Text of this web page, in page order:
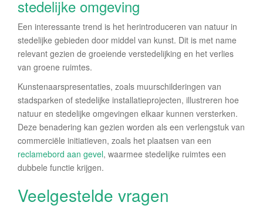
stedelijke omgeving
Een interessante trend is het herintroduceren van natuur in
stedelijke gebieden door middel van kunst. Dit is met name
relevant gezien de groeiende verstedelijking en het verlies
van groene ruimtes.
Kunstenaarspresentaties, zoals muurschilderingen van
stadsparken of stedelijke installatieprojecten, illustreren hoe
natuur en stedelijke omgevingen elkaar kunnen versterken.
Deze benadering kan gezien worden als een verlengstuk van
commerciële initiatieven, zoals het plaatsen van een
reclamebord aan gevel, waarmee stedelijke ruimtes een
dubbele functie krijgen.
Veelgestelde vragen